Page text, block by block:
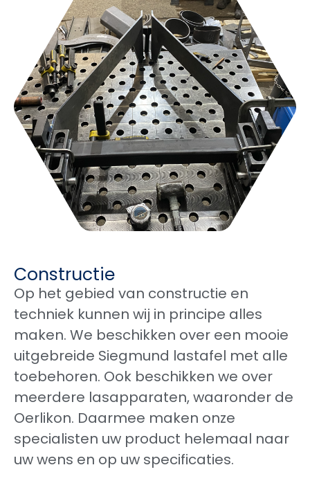
Constructie
Op het gebied van constructie en
techniek kunnen wij in principe alles
maken. We beschikken over een mooie
uitgebreide Siegmund lastafel met alle
toebehoren. Ook beschikken we over
meerdere lasapparaten, waaronder de
Oerlikon. Daarmee maken onze
specialisten uw product helemaal naar
uw wens en op uw specificaties.